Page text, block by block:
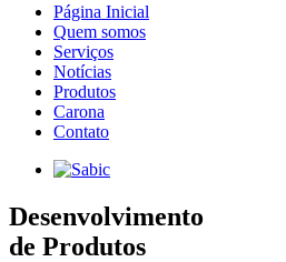
Página Inicial
Quem somos
Serviços
Notícias
Produtos
Carona
Contato
Desenvolvimento
de Produtos